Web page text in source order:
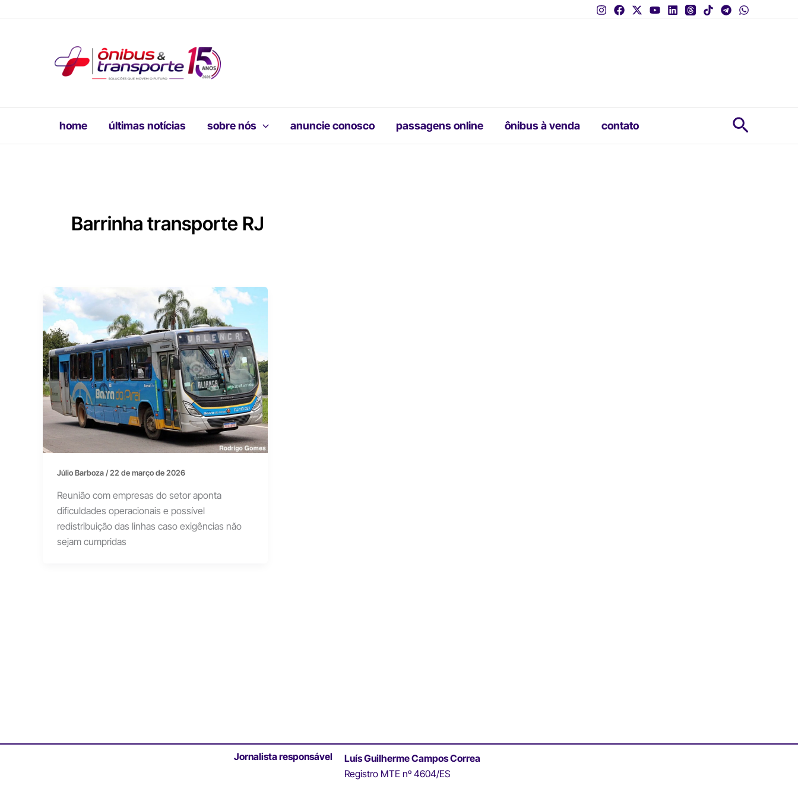
home últimas notícias sobre nós anuncie conosco passagens online ônibus à venda contato
Barrinha transporte RJ
Júlio Barboza/22 de março de 2026
Reunião com empresas do setor aponta
dificuldades operacionais e possível
redistribuição das linhas caso exigências não
sejam cumpridas
Jornalista responsável
Luís Guilherme Campos Correa
Registro MTE nº 4604/ES